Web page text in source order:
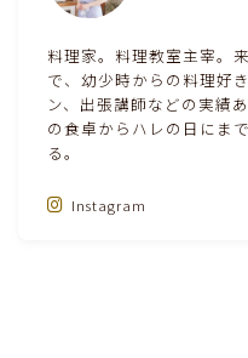
料理家。料理教室主宰。
で、幼少時からの料理好
ン、出張講師などの実績
の食卓からハレの日にま
る。
Instagram